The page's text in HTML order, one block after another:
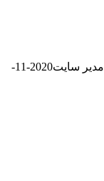
مدیر سایت
2020-11-